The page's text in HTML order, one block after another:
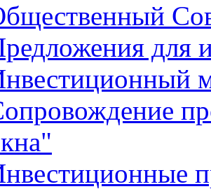
для